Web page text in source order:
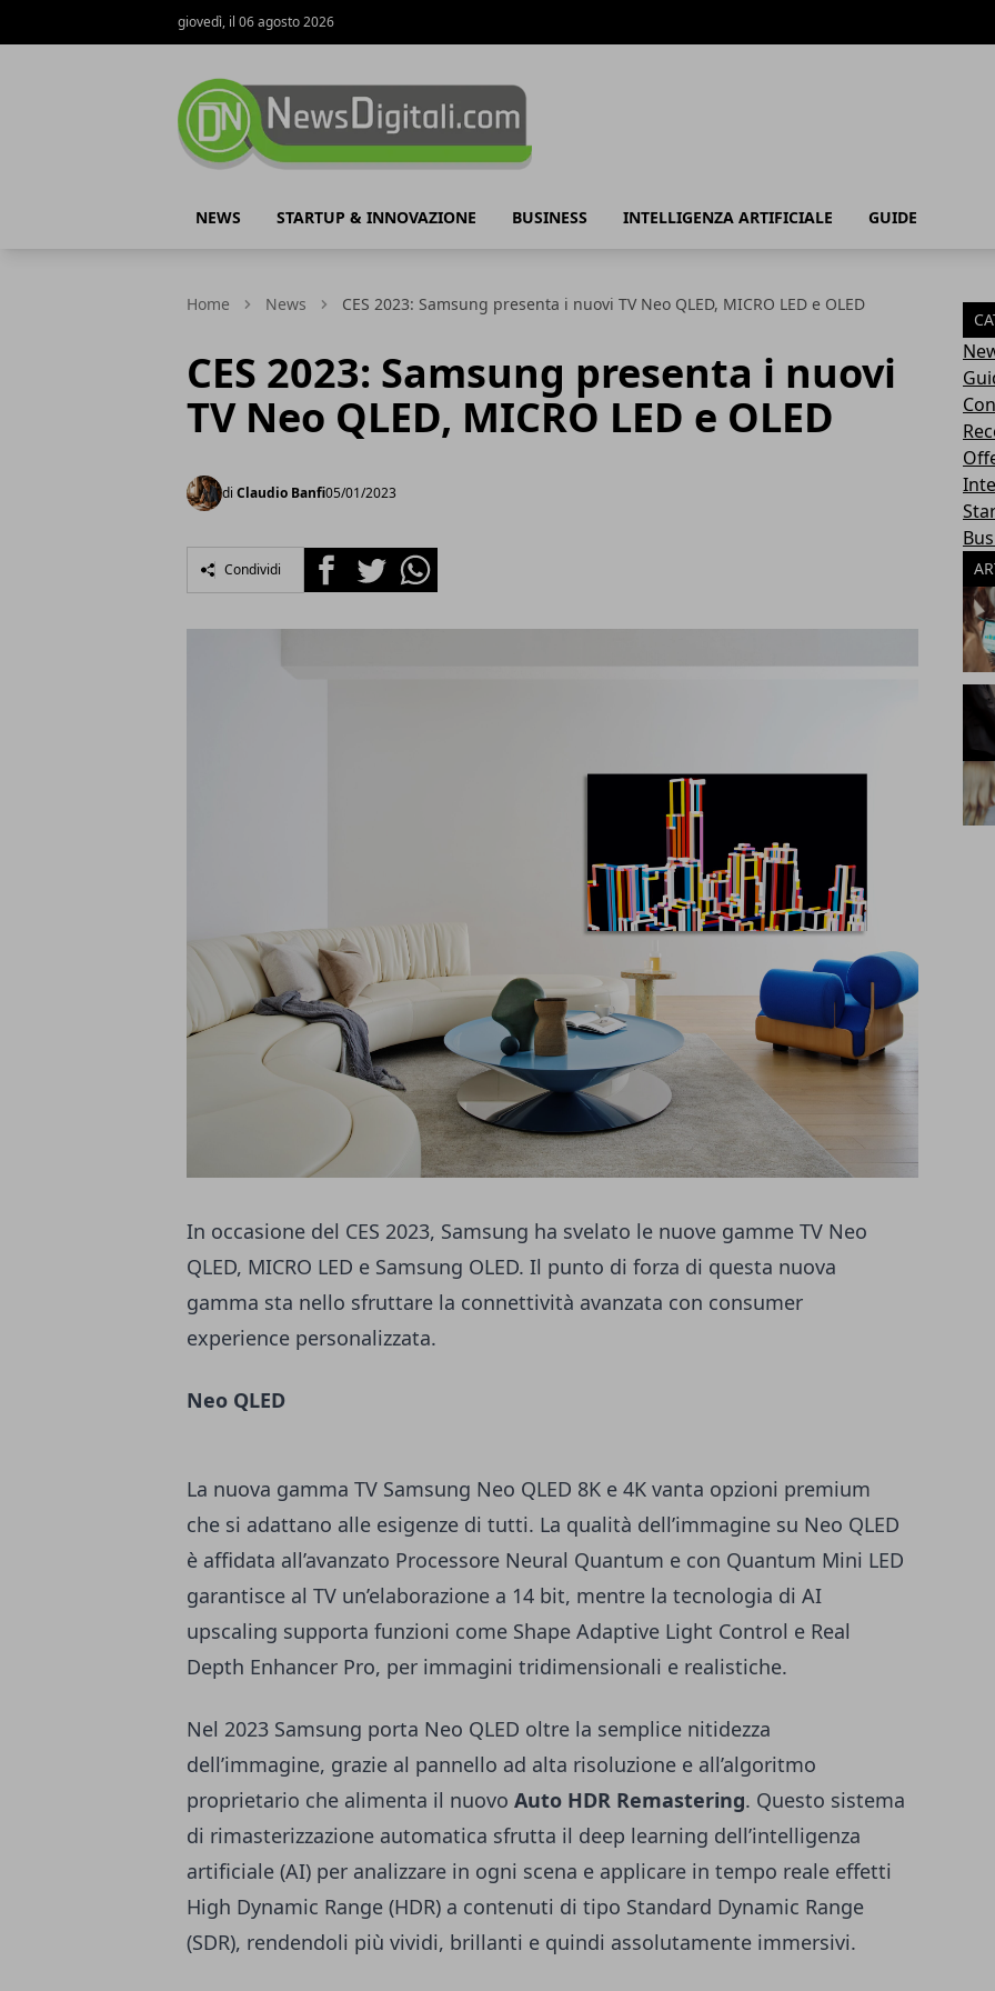
giovedì, il 06 agosto 2026
NEWS STARTUP & INNOVAZIONE BUSINESS INTELLIGENZA ARTIFICIALE GUIDE
Home News CES 2023: Samsung presenta i nuovi TV Neo QLED, MICRO LED e OLED
CES 2023: Samsung presenta i nuovi
TV Neo QLED, MICRO LED e OLED
di Claudio Banfi05/01/2023
Condividi FacebookTwitterWhatsapp
In occasione del CES 2023, Samsung ha svelato le nuove gamme TV Neo
QLED, MICRO LED e Samsung OLED. Il punto di forza di questa nuova
gamma sta nello sfruttare la connettività avanzata con consumer
experience personalizzata.
Neo QLED
La nuova gamma TV Samsung Neo QLED 8K e 4K vanta opzioni premium
che si adattano alle esigenze di tutti. La qualità dell’immagine su Neo QLED
è affidata all’avanzato Processore Neural Quantum e con Quantum Mini LED
garantisce al TV un’elaborazione a 14 bit, mentre la tecnologia di AI
upscaling supporta funzioni come Shape Adaptive Light Control e Real
Depth Enhancer Pro, per immagini tridimensionali e realistiche.
Nel 2023 Samsung porta Neo QLED oltre la semplice nitidezza
dell’immagine, grazie al pannello ad alta risoluzione e all’algoritmo
proprietario che alimenta il nuovo Auto HDR Remastering. Questo sistema
di rimasterizzazione automatica sfrutta il deep learning dell’intelligenza
artificiale (AI) per analizzare in ogni scena e applicare in tempo reale effetti
High Dynamic Range (HDR) a contenuti di tipo Standard Dynamic Range
(SDR), rendendoli più vividi, brillanti e quindi assolutamente immersivi.